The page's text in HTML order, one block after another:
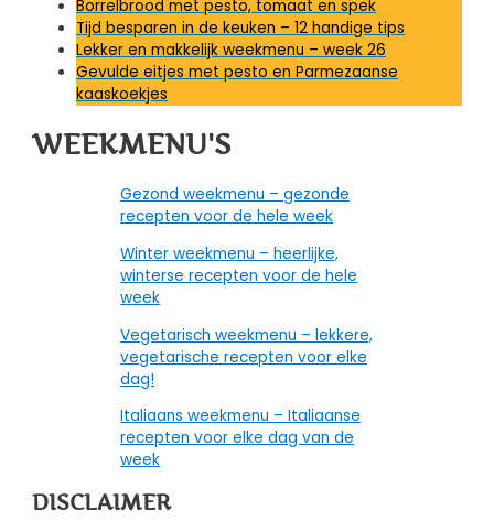
Borrelbrood met pesto, tomaat en spek
Tijd besparen in de keuken – 12 handige tips
Lekker en makkelijk weekmenu – week 26
Gevulde eitjes met pesto en Parmezaanse
kaaskoekjes
WEEKMENU'S
Gezond weekmenu – gezonde
recepten voor de hele week
Winter weekmenu – heerlijke,
winterse recepten voor de hele
week
Vegetarisch weekmenu – lekkere,
vegetarische recepten voor elke
dag!
Italiaans weekmenu – Italiaanse
recepten voor elke dag van de
week
DISCLAIMER